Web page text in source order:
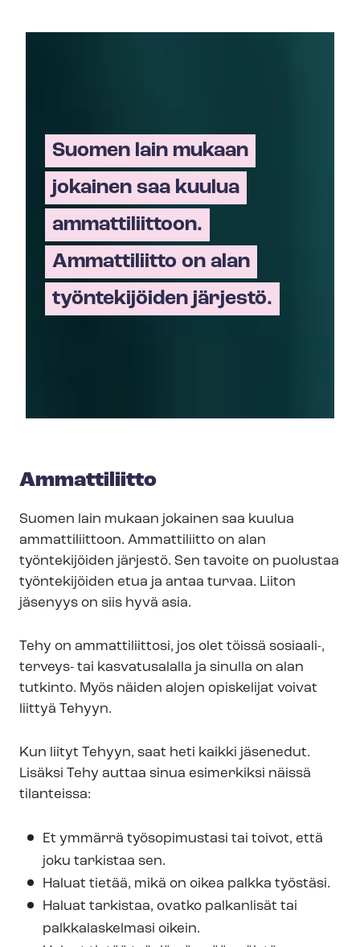
Suomen lain mukaan
jokainen saa kuulua
ammattiliittoon.
Ammattiliitto on alan
työntekijöiden järjestö.
Ammattiliitto
Suomen lain mukaan jokainen saa kuulua
ammattiliittoon. Ammattiliitto on alan
työntekijöiden järjestö. Sen tavoite on puolustaa
työntekijöiden etua ja antaa turvaa. Liiton
jäsenyys on siis hyvä asia.
Tehy on ammattiliittosi, jos olet töissä sosiaali-,
terveys- tai kasvatusalalla ja sinulla on alan
tutkinto. Myös näiden alojen opiskelijat voivat
liittyä Tehyyn.
Kun liityt Tehyyn, saat heti kaikki jäsenedut.
Lisäksi Tehy auttaa sinua esimerkiksi näissä
tilanteissa:
Et ymmärrä työsopimustasi tai toivot, että
joku tarkistaa sen.
Haluat tietää, mikä on oikea palkka työstäsi.
Haluat tarkistaa, ovatko palkanlisät tai
palkkalaskelmasi oikein.